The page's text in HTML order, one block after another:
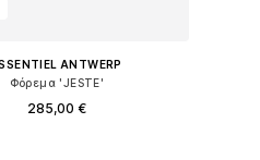
ANTWERP
Φόρεμα 'JESTE'
285,00 €